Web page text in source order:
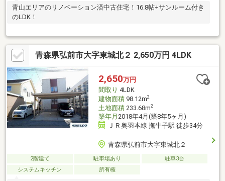
青山エリアのリノベーション済中古住宅！16.8帖+サンルーム付き
のLDK！
青森県弘前市大字東城北２ 2,650万円 4LDK
2,650万円
間取り 4LDK
建物面積98.12m2
土地面積233.68m2
築年月 2018年4月(築8年5ヶ月)
ＪＲ奥羽本線 撫牛子駅 徒歩34分
青森県弘前市大字東城北２
2階建て 駐車場あり
駐車3台
システムキッチン
所有権